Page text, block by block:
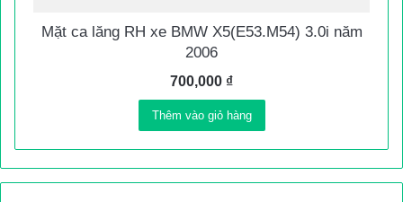
Mặt ca lăng RH xe BMW X5(E53.M54) 3.0i năm
2006
700,000 ₫
Thêm vào giỏ hàng